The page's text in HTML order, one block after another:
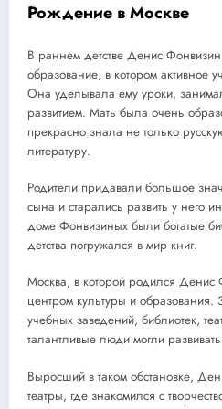
Рождение в Москве
В раннем детстве Денис
образование, в котором активное
Она уделывала ему уроки,
развитием. Мать была очень
прекрасно знала не только
литературу.
Родители придавали большое
сына и старались развить у него
доме Фонвизиных были богатые
детства погружался в мир книг.
Москва, в которой родился Денис
центром культуры и
учебных заведений, библиотек,
талантливые люди могли
Выросший в таком обстановке,
театры, где знакомился с